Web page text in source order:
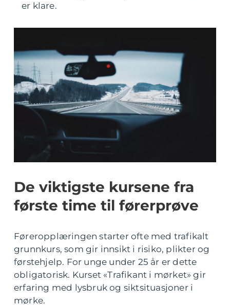
er klare.
De viktigste kursene fra
første time til førerprøve
Føreropplæringen starter ofte med trafikalt
grunnkurs, som gir innsikt i risiko, plikter og
førstehjelp. For unge under 25 år er dette
obligatorisk. Kurset «Trafikant i mørket» gir
erfaring med lysbruk og siktsituasjoner i
mørke.